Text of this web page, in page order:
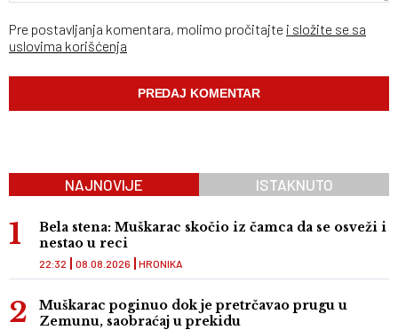
Pre postavljanja komentara, molimo pročitajte i složite se sa
uslovima korišćenja
NAJNOVIJE ISTAKNUTO
Bela stena: Muškarac skočio iz čamca da se osveži i
nestao u reci
HRONIKA
22:32 08.08.2026
Muškarac poginuo dok je pretrčavao prugu u
Zemunu, saobraćaj u prekidu